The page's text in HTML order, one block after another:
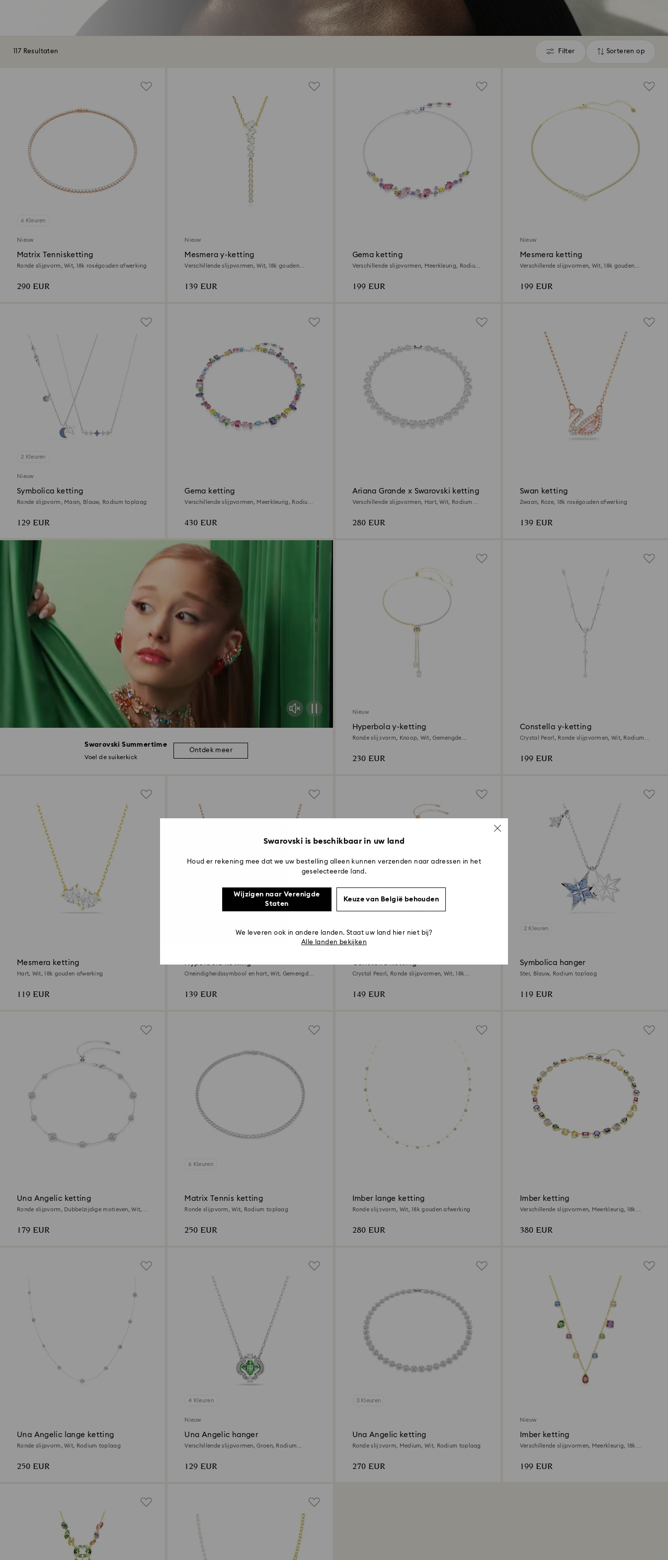
117 Resultaten Filter
Filter Sorteren op
Sorteren
Swarovski Summertime
Voel de suikerkick
Ontdek meer
6 Kleuren
Nieuw
Matrix Tennisketting
Ronde slijpvorm, Wit, 18k roségouden afwerking
290 EUR
Nieuw
Mesmera y-ketting
Verschillende slijpvormen, Wit, ‎18k gouden
139 EUR
Gema ketting
Verschillende slijpvormen, Meerkleurig, Rodium
199 EUR
Nieuw
Mesmera ketting
Verschillende slijpvormen, Wit, ‎18k gouden
199 EUR
2 Kleuren
Nieuw
Symbolica ketting
Ronde slijpvorm, Maan, Blauw, Rodium toplaag
129 EUR
Gema ketting
Verschillende slijpvormen, Meerkleurig, Rodium
430 EUR
Ariana Grande x Swarovski ketting
Verschillende slijpvormen, Hart, Wit, Rodium
280 EUR
Swan ketting
Zwaan, Roze, 18k roségouden afwerking
139 EUR
Nieuw
Hyperbola y-ketting
Ronde slijpvorm, Knoop, Wit, Gemengde
230 EUR
Constella y-ketting
Crystal Pearl, Ronde slijpvormen, Wit, Rodium
199 EUR
Mesmera ketting
Hart, Wit, ‎18k gouden afwerking
119 EUR
Hyperbola ketting
Oneindigheidssymbool en hart, Wit, Gemengde
139 EUR
Constella ketting
Crystal Pearl, Ronde slijpvormen, Wit, 18k
149 EUR
2 Kleuren
Symbolica hanger
Ster, Blauw, Rodium toplaag
119 EUR
Una Angelic ketting
Ronde slijpvorm, Dubbelzijdige motieven, Wit,
179 EUR
6 Kleuren
Matrix Tennis ketting
Ronde slijpvorm, Wit, Rodium toplaag
250 EUR
Imber lange ketting
Ronde slijpvorm, Wit, ‎18k gouden afwerking
280 EUR
Imber ketting
Verschillende slijpvormen, Meerkleurig, ‎18k
380 EUR
Una Angelic lange ketting
Ronde slijpvorm, Wit, Rodium toplaag
250 EUR
4 Kleuren
Nieuw
Una Angelic hanger
Verschillende slijpvormen, Groen, Rodium
129 EUR
3 Kleuren
Una Angelic ketting
Ronde slijpvorm, Medium, Wit, Rodium toplaag
270 EUR
Nieuw
Imber ketting
Verschillende slijpvormen, Meerkleurig, ‎18k
199 EUR
Swarovski is beschikbaar in uw land
Houd er rekening mee dat we uw bestelling alleen kunnen verzenden naar adressen in het
geselecteerde land.
Wijzigen naar Verenigde
Staten
Keuze van België behouden
We leveren ook in andere landen. Staat uw land hier niet bij?
Alle landen bekijken